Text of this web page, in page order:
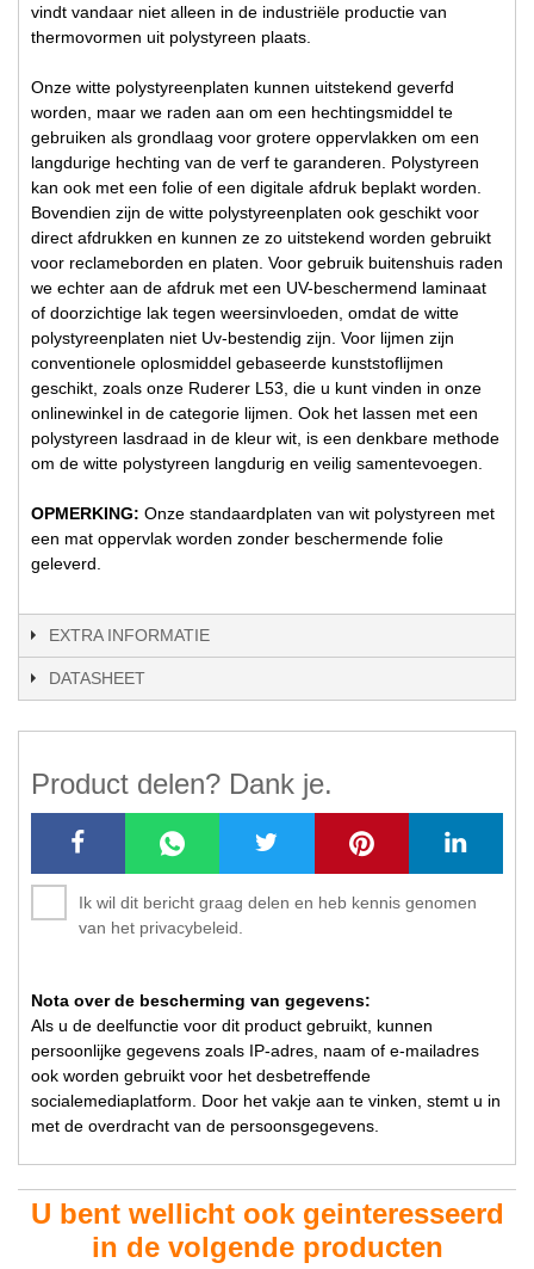
vindt vandaar niet alleen in de industriële productie van
thermovormen uit polystyreen plaats.
Onze witte polystyreenplaten kunnen uitstekend geverfd
worden, maar we raden aan om een hechtingsmiddel te
gebruiken als grondlaag voor grotere oppervlakken om een
langdurige hechting van de verf te garanderen. Polystyreen
kan ook met een folie of een digitale afdruk beplakt worden.
Bovendien zijn de witte polystyreenplaten ook geschikt voor
direct afdrukken en kunnen ze zo uitstekend worden gebruikt
voor reclameborden en platen. Voor gebruik buitenshuis raden
we echter aan de afdruk met een UV-beschermend laminaat
of doorzichtige lak tegen weersinvloeden, omdat de witte
polystyreenplaten niet Uv-bestendig zijn. Voor lijmen zijn
conventionele oplosmiddel gebaseerde kunststoflijmen
geschikt, zoals onze Ruderer L53, die u kunt vinden in onze
onlinewinkel in de categorie lijmen. Ook het lassen met een
polystyreen lasdraad in de kleur wit, is een denkbare methode
om de witte polystyreen langdurig en veilig samentevoegen.
OPMERKING: Onze standaardplaten van wit polystyreen met
een mat oppervlak worden zonder beschermende folie
geleverd.
EXTRA INFORMATIE
DATASHEET
Product delen? Dank je.
Ik wil dit bericht graag delen en heb kennis genomen
van het privacybeleid.
Nota over de bescherming van gegevens:
Als u de deelfunctie voor dit product gebruikt, kunnen
persoonlijke gegevens zoals IP-adres, naam of e-mailadres
ook worden gebruikt voor het desbetreffende
socialemediaplatform. Door het vakje aan te vinken, stemt u in
met de overdracht van de persoonsgegevens.
U bent wellicht ook geinteresseerd
in de volgende producten